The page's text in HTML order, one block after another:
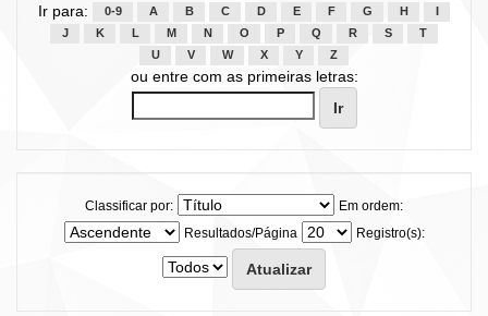
Ir para: 0-9 A B C D E F G H
J
K L M N O P Q R S
T
U
V W X Y Z
ou entre com as primeiras letras:
Classificar por:
Em ordem:
Resultados/Página
Registro(s):